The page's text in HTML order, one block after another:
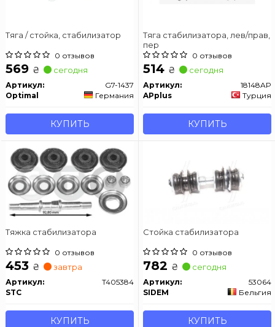
Тяга / стойка, стабилизатор
0 отзывов
569 ₴ сегодня
Артикул:
G7-1437
Optimal
Германия
КУПИТЬ
Тяга стабилизатора, лев/прав,
пер
0 отзывов
514 ₴ сегодня
Артикул:
18148AP
APplus
Турция
КУПИТЬ
Тяжка стабилизатора
0 отзывов
453 ₴ завтра
Артикул:
T405384
STC
КУПИТЬ
Стойка стабилизатора
0 отзывов
782 ₴ сегодня
Артикул:
53064
SIDEM
Бельгия
КУПИТЬ